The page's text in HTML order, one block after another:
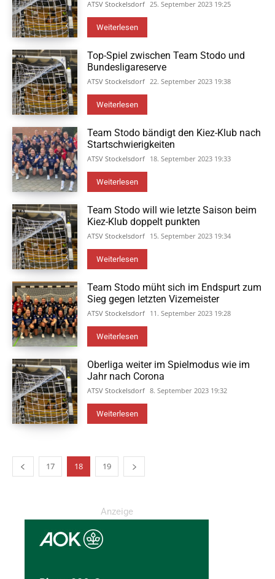
ATSV Stockelsdorf 25. September 2023 19:25
Weiterlesen
Top-Spiel zwischen Team Stodo und
Bundesligareserve
ATSV Stockelsdorf 22. September 2023 19:38
Weiterlesen
Team Stodo bändigt den Kiez-Klub nach
Startschwierigkeiten
ATSV Stockelsdorf 18. September 2023 19:33
Weiterlesen
Team Stodo will wie letzte Saison beim
Kiez-Klub doppelt punkten
ATSV Stockelsdorf 15. September 2023 19:34
Weiterlesen
Team Stodo müht sich im Endspurt zum
Sieg gegen letzten Vizemeister
ATSV Stockelsdorf 11. September 2023 19:28
Weiterlesen
Oberliga weiter im Spielmodus wie im
Jahr nach Corona
ATSV Stockelsdorf 8. September 2023 19:32
Weiterlesen
17 18 19
Anzeige